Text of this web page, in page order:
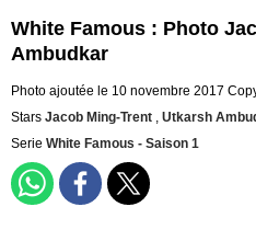
White Famous : Photo
Ambudkar
Photo ajoutée le 10 novembre 2017
Stars Jacob Ming-Trent , Utkarsh
Serie White Famous - Saison 1